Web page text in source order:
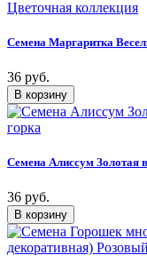
Семена Маргаритка
36 руб.
Семена Алиссум Золотая
36 руб.